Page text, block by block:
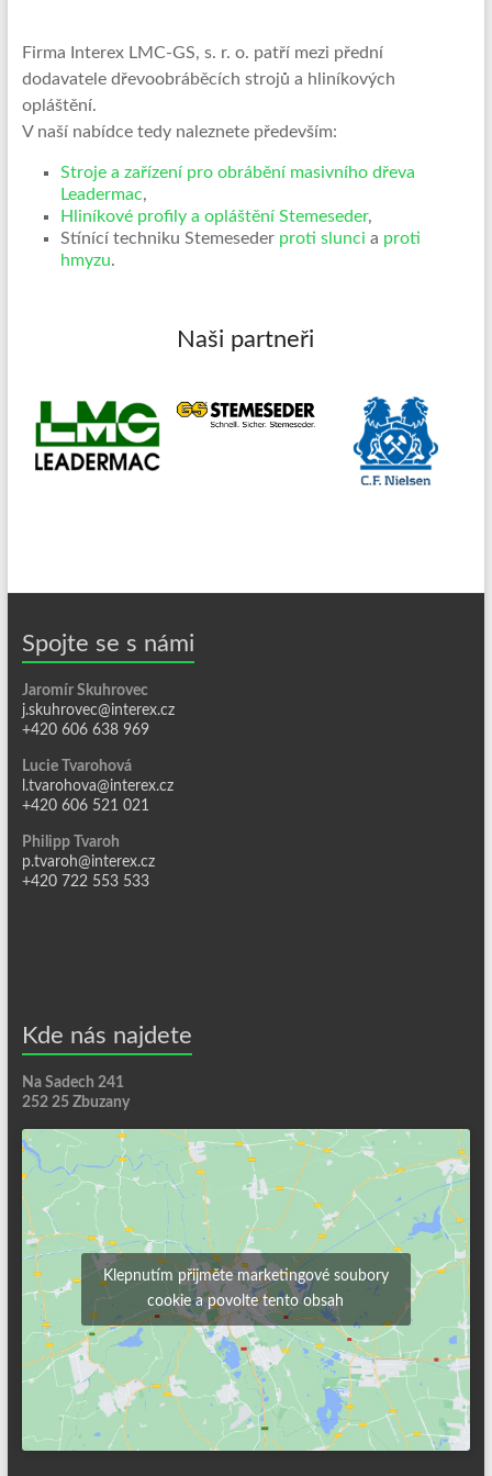
masivního
dřeva
hliníkové
pláštění
Firma Interex LMC-GS, s. r. o. patří mezi přední
dodavatele dřevoobráběcích strojů a hliníkových
opláštění.
V naší nabídce tedy naleznete především:
Stroje a zařízení pro obrábění masivního dřeva
Leadermac,
Hliníkové profily a opláštění Stemeseder,
Stínící techniku Stemeseder proti slunci a proti
hmyzu.
Naši partneři
Spojte se s námi
Jaromír Skuhrovec
j.skuhrovec@interex.cz
+420 606 638 969
Lucie Tvarohová
l.tvarohova@interex.cz
+420 606 521 021
Philipp Tvaroh
p.tvaroh@interex.cz
+420 722 553 533
Kde nás najdete
Na Sadech 241
252 25 Zbuzany
Klepnutím přijměte marketingové soubory
cookie a povolte tento obsah